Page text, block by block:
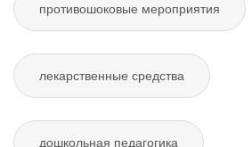
противошоковые мероприятия
лекарственные средства
дошкольная педагогика